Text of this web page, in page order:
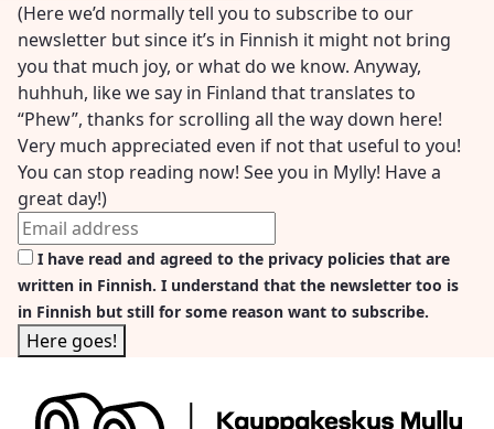
(Here we’d normally tell you to subscribe to our
newsletter but since it’s in Finnish it might not bring
you that much joy, or what do we know. Anyway,
huhhuh, like we say in Finland that translates to
“Phew”, thanks for scrolling all the way down here!
Very much appreciated even if not that useful to you!
You can stop reading now! See you in Mylly! Have a
great day!)
I have read and agreed to the privacy policies that are
written in Finnish. I understand that the newsletter too is
in Finnish but still for some reason want to subscribe.